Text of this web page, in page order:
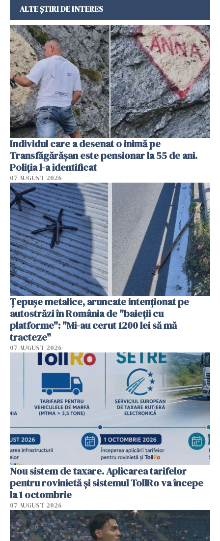
ALTE ȘTIRI DE INTERES
Individul care a desenat o inimă pe
Transfăgărășan este pensionar la 55 de ani.
Poliția l-a identificat
07 AUGUST 2026
Țepușe metalice, aruncate intenționat pe
autostrăzi în România de "baieții cu
platforme": "Mi-au cerut 1200 lei să mă
tracteze"
07 AUGUST 2026
Nou sistem de taxare. Aplicarea tarifelor
pentru rovinietă şi sistemul TollRo va începe
la 1 octombrie
07 AUGUST 2026